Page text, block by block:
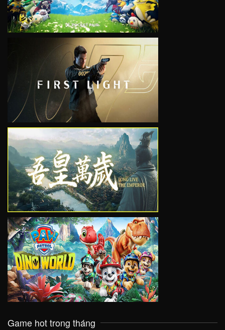
VIEW
VIEW
VIEW
Game hot trong tháng